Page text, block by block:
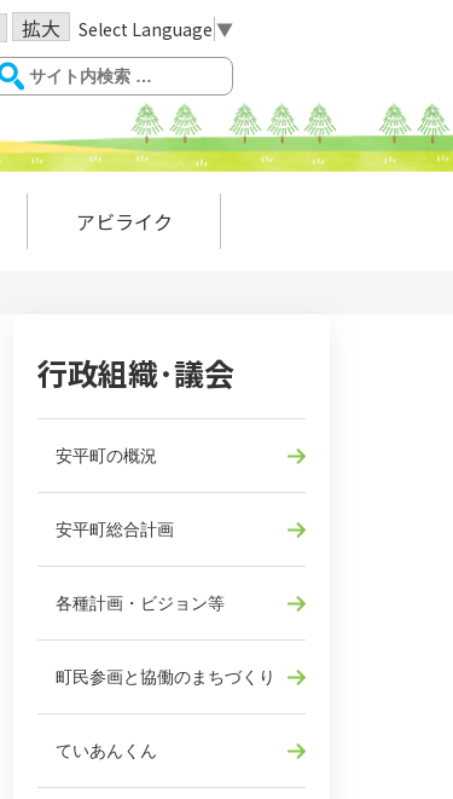
拡大 Select Language ▼
アビライク
行政組織･議会
安平町の概況
安平町総合計画
各種計画・ビジョン等
町民参画と協働のまちづくり
ていあんくん